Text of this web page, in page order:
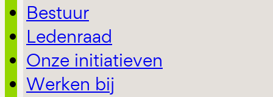
Bestuur
Ledenraad
Onze initiatieven
Werken bij